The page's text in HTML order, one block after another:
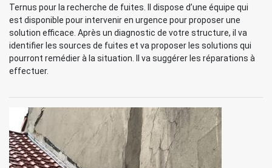
Ternus pour la recherche de fuites. Il dispose d’une équipe qui
est disponible pour intervenir en urgence pour proposer une
solution efficace. Après un diagnostic de votre structure, il va
identifier les sources de fuites et va proposer les solutions qui
pourront remédier à la situation. Il va suggérer les réparations à
effectuer.